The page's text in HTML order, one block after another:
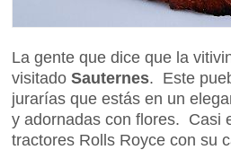
La gente que dice que la
visitado Sauternes. Este
jurarías que estás en un
y adornadas con flores. Casi
tractores Rolls Royce con su